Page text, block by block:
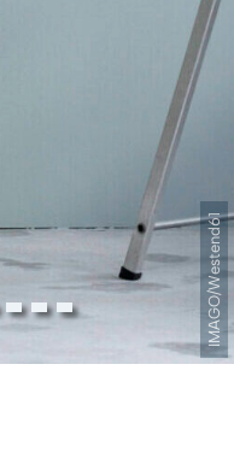
IMAGO/IlluPics